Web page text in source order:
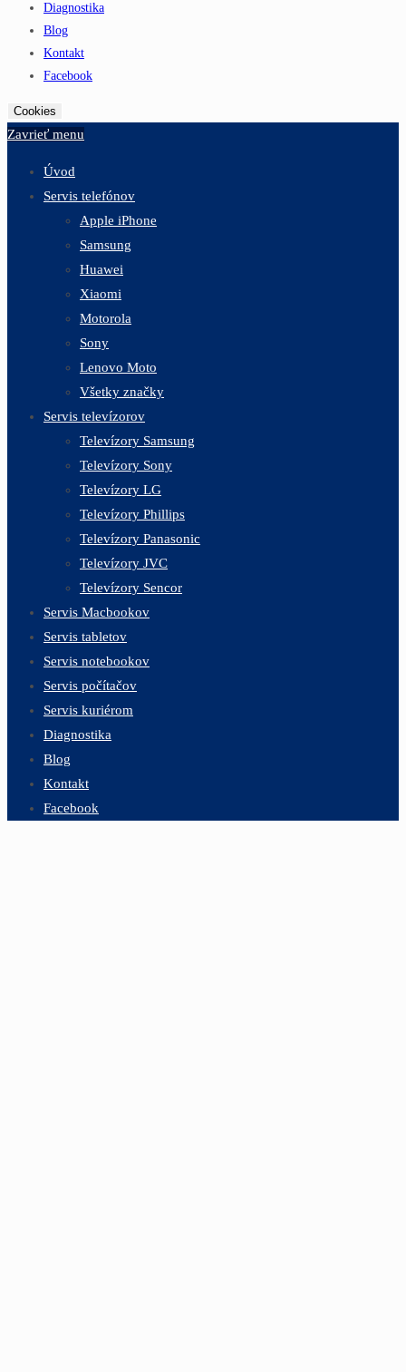
Diagnostika
Blog
Kontakt
Facebook
Cookies
Zavrieť menu
Úvod
Servis telefónov
Apple iPhone
Samsung
Huawei
Xiaomi
Motorola
Sony
Lenovo Moto
Všetky značky
Servis televízorov
Televízory Samsung
Televízory Sony
Televízory LG
Televízory Phillips
Televízory Panasonic
Televízory JVC
Televízory Sencor
Servis Macbookov
Servis tabletov
Servis notebookov
Servis počítačov
Servis kuriérom
Diagnostika
Blog
Kontakt
Facebook